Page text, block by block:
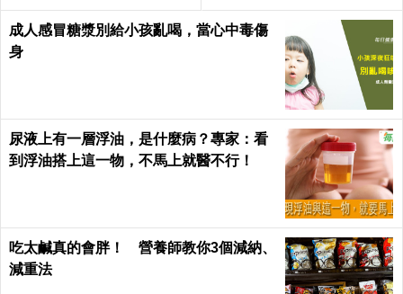
成人感冒糖漿別給小孩亂喝，當心中毒傷
身
尿液上有一層浮油，是什麼病？專家：看
到浮油搭上這一物，不馬上就醫不行！
吃太鹹真的會胖！ 營養師教你3個減納、
減重法